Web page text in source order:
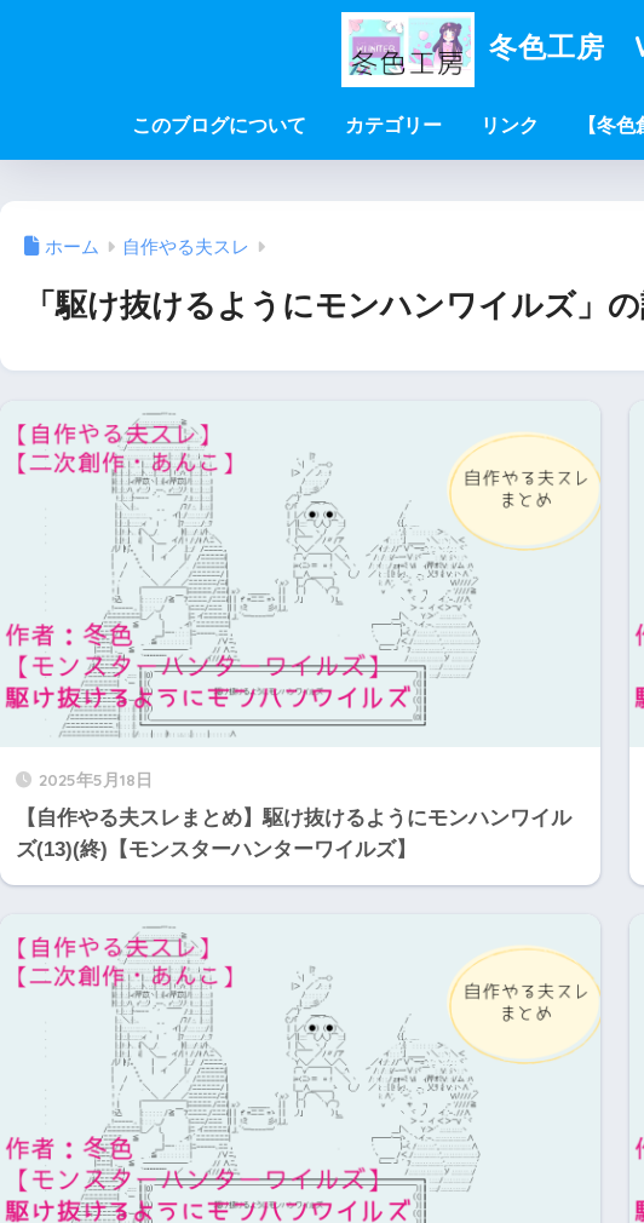
冬色工房
このブログについて カテゴリー リンク 【冬色
ホーム 自作やる夫スレ
「駆け抜けるようにモンハンワイルズ」
2025年5月18日
【自作やる夫スレまとめ】駆け抜けるようにモンハンワイル
ズ(13)(終)【モンスターハンターワイルズ】